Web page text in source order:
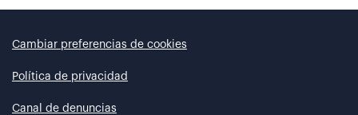
Cambiar preferencias de cookies
Política de privacidad
Canal de denuncias